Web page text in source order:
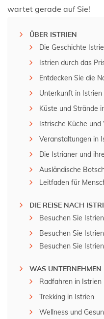
wartet gerade auf Sie!
ÜBER ISTRIEN
Die Geschichte
Istrien durch das
Entdecken Sie die
Unterkunft in Istrien
Küste und Strände
Istrische Küche und
Veranstaltungen in
Die Istrianer und
Ausländische
Leitfaden für
DIE REISE NACH
Besuchen Sie
Besuchen Sie
Besuchen Sie
WAS UNTERNEHMEN
Radfahren in Istrien
Trekking in Istrien
Wellness und